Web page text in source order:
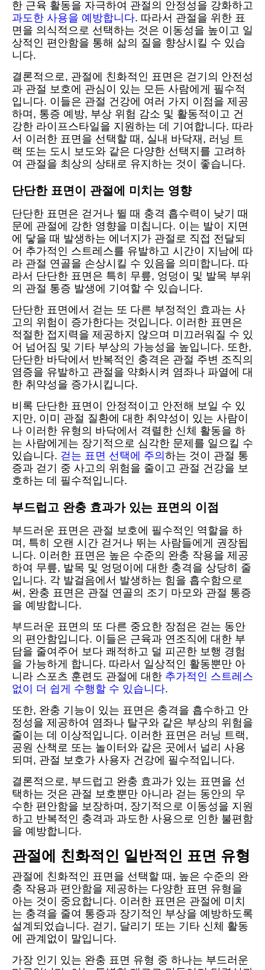
한 근육 활동을 자극하여 관절의 안정성을 강화하고
과도한 사용을 예방합니다. 따라서 관절을 위한 표
면을 의식적으로 선택하는 것은 이동성을 높이고 일
상적인 편안함을 통해 삶의 질을 향상시킬 수 있습
니다.
결론적으로, 관절에 친화적인 표면은 걷기의 안전성
과 관절 보호에 관심이 있는 모든 사람에게 필수적
입니다. 이들은 관절 건강에 여러 가지 이점을 제공
하며, 통증 예방, 부상 위험 감소 및 활동적이고 건
강한 라이프스타일을 지원하는 데 기여합니다. 따라
서 이러한 표면을 선택할 때, 실내 바닥재, 러닝 트
랙 또는 도시 보도와 같은 다양한 선택지를 고려하
여 관절을 최상의 상태로 유지하는 것이 좋습니다.
단단한 표면이 관절에 미치는 영향
단단한 표면은 걷거나 뛸 때 충격 흡수력이 낮기 때
문에 관절에 강한 영향을 미칩니다. 이는 발이 지면
에 닿을 때 발생하는 에너지가 관절로 직접 전달되
어 추가적인 스트레스를 유발하고 시간이 지남에 따
라 관절 연골을 손상시킬 수 있음을 의미합니다. 따
라서 단단한 표면은 특히 무릎, 엉덩이 및 발목 부위
의 관절 통증 발생에 기여할 수 있습니다.
단단한 표면에서 걷는 또 다른 부정적인 효과는 사
고의 위험이 증가한다는 것입니다. 이러한 표면은
적절한 접지력을 제공하지 않으며 미끄러워질 수 있
어 넘어짐 및 기타 부상의 가능성을 높입니다. 또한,
단단한 바닥에서 반복적인 충격은 관절 주변 조직의
염증을 유발하고 관절을 약화시켜 염좌나 파열에 대
한 취약성을 증가시킵니다.
비록 단단한 표면이 안정적이고 안전해 보일 수 있
지만, 이미 관절 질환에 대한 취약성이 있는 사람이
나 이러한 유형의 바닥에서 격렬한 신체 활동을 하
는 사람에게는 장기적으로 심각한 문제를 일으킬 수
있습니다. 걷는 표면 선택에 주의 하는 것이 관절 통
증과 걷기 중 사고의 위험을 줄이고 관절 건강을 보
호하는 데 필수적입니다.
부드럽고 완충 효과가 있는 표면의 이점
부드러운 표면은 관절 보호에 필수적인 역할을 하
며, 특히 오랜 시간 걷거나 뛰는 사람들에게 권장됩
니다. 이러한 표면은 높은 수준의 완충 작용을 제공
하여 무릎, 발목 및 엉덩이에 대한 충격을 상당히 줄
입니다. 각 발걸음에서 발생하는 힘을 흡수함으로
써, 완충 표면은 관절 연골의 조기 마모와 관절 통증
을 예방합니다.
부드러운 표면의 또 다른 중요한 장점은 걷는 동안
의 편안함입니다. 이들은 근육과 연조직에 대한 부
담을 줄여주어 보다 쾌적하고 덜 피곤한 보행 경험
을 가능하게 합니다. 따라서 일상적인 활동뿐만 아
니라 스포츠 훈련도 관절에 대한 추가적인 스트레스
없이 더 쉽게 수행할 수 있습니다.
또한, 완충 기능이 있는 표면은 충격을 흡수하고 안
정성을 제공하여 염좌나 탈구와 같은 부상의 위험을
줄이는 데 이상적입니다. 이러한 표면은 러닝 트랙,
공원 산책로 또는 놀이터와 같은 곳에서 널리 사용
되며, 관절 보호가 사용자 건강에 필수적입니다.
결론적으로, 부드럽고 완충 효과가 있는 표면을 선
택하는 것은 관절 보호뿐만 아니라 걷는 동안의 우
수한 편안함을 보장하며, 장기적으로 이동성을 지원
하고 반복적인 충격과 과도한 사용으로 인한 불편함
을 예방합니다.
관절에 친화적인 일반적인 표면 유형
관절에 친화적인 표면을 선택할 때, 높은 수준의 완
충 작용과 편안함을 제공하는 다양한 표면 유형을
아는 것이 중요합니다. 이러한 표면은 관절에 미치
는 충격을 줄여 통증과 장기적인 부상을 예방하도록
설계되었습니다. 걷기, 달리기 또는 기타 신체 활동
에 관계없이 말입니다.
가장 인기 있는 완충 표면 유형 중 하나는 부드러운